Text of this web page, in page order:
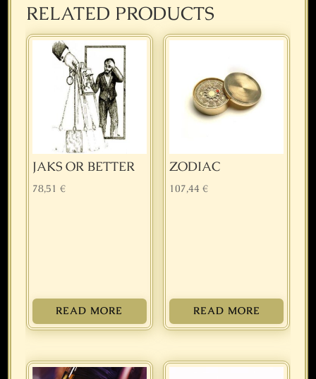
RELATED PRODUCTS
JAKS OR BETTER
78,51€
READ MORE
ZODIAC
107,44€
READ MORE